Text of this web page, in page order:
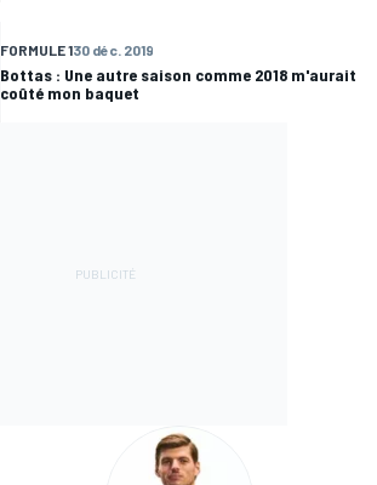
FORMULE 130 déc. 2019
Bottas : Une autre saison comme 2018 m'aurait
coûté mon baquet